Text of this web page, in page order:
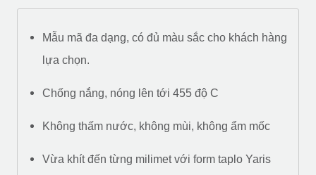
Mẫu mã đa dạng, có đủ màu sắc cho khách hàng
lựa chọn.
Chống nắng, nóng lên tới 455 độ C
Không thấm nước, không mùi, không ẩm mốc
Vừa khít đến từng milimet với form taplo Yaris